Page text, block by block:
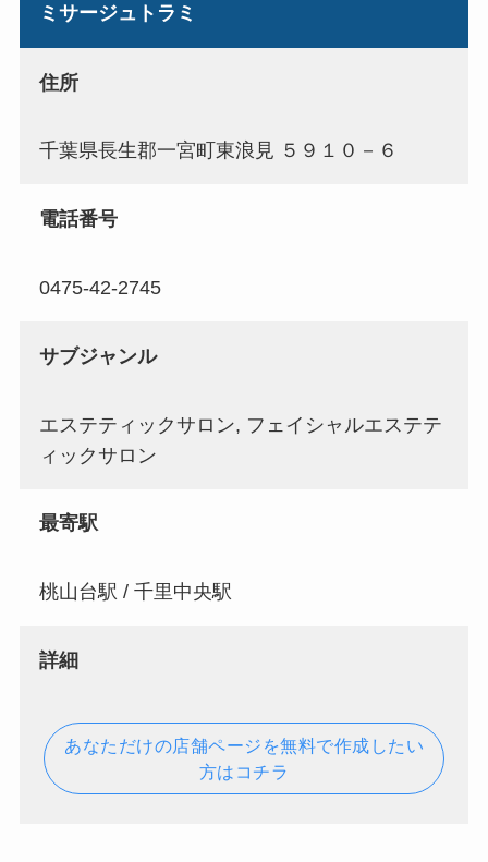
ミサージュトラミ
住所
千葉県長生郡一宮町東浪見 ５９１０－６
電話番号
0475-42-2745
サブジャンル
エステティックサロン, フェイシャルエステテ
ィックサロン
最寄駅
桃山台駅 / 千里中央駅
詳細
あなただけの店舗ページを無料で作成したい
方はコチラ